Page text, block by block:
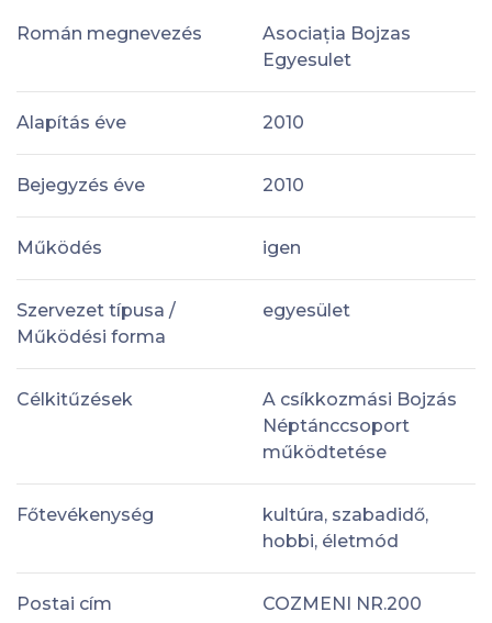
Román megnevezés
Asociația Bojzas
Egyesulet
Alapítás éve 2010
Bejegyzés éve 2010
Működés igen
Szervezet típusa /
Működési forma
egyesület
Célkitűzések
A csíkkozmási Bojzás
Néptánccsoport
működtetése
Főtevékenység
kultúra, szabadidő,
hobbi, életmód
Postai cím COZMENI NR.200